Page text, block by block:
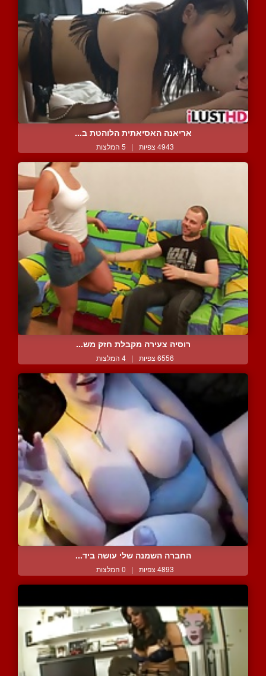
אריאנה האסיאתית הלוהטת ב...
4943 צפיות | 5 המלצות
רוסיה צעירה מקבלת חזק מש...
6556 צפיות | 4 המלצות
החברה השמנה שלי עושה ביד...
4893 צפיות | 0 המלצות